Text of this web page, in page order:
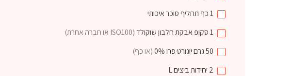
1כףתחליף סוכר איכותי
1סקופאבקת חלבון שוקולד(ISO100 או חברה אחרת)
50גרםיוגורט פרו 0%
(או כף)
2 יחידותביצים L